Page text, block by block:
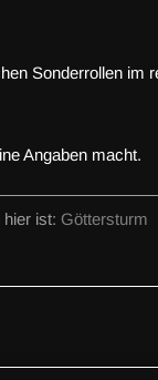
Sonderrollen im
Angaben macht.
hier ist:Göttersturm